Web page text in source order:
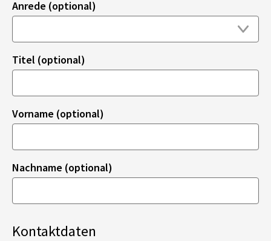
Anrede (optional)
Titel (optional)
Vorname (optional)
Nachname (optional)
Kontaktdaten